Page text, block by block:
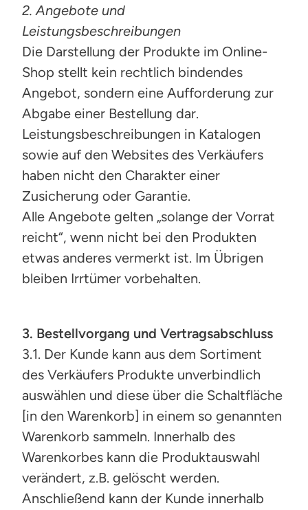
2. Angebote und
Leistungsbeschreibungen
Die Darstellung der Produkte im Online-
Shop stellt kein rechtlich bindendes
Angebot, sondern eine Aufforderung zur
Abgabe einer Bestellung dar.
Leistungsbeschreibungen in Katalogen
sowie auf den Websites des Verkäufers
haben nicht den Charakter einer
Zusicherung oder Garantie.
Alle Angebote gelten „solange der Vorrat
reicht“, wenn nicht bei den Produkten
etwas anderes vermerkt ist. Im Übrigen
bleiben Irrtümer vorbehalten.
3. Bestellvorgang und Vertragsabschluss
3.1. Der Kunde kann aus dem Sortiment
des Verkäufers Produkte unverbindlich
auswählen und diese über die Schaltfläche
[in den Warenkorb] in einem so genannten
Warenkorb sammeln. Innerhalb des
Warenkorbes kann die Produktauswahl
verändert, z.B. gelöscht werden.
Anschließend kann der Kunde innerhalb